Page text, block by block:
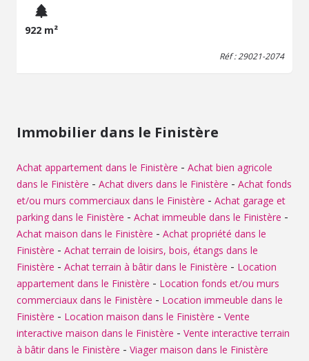
Le tout à l'égout est disponible avec une pompe de
relevage. Pour plus d'informations et les plans, nous
contacter. Les informations sur les risques auxquels ce
bien est exposé sont disponibles sur le site Géorisques :
922 m²
Réf : 29021-2074
Immobilier dans le Finistère
Achat appartement dans le Finistère - Achat bien agricole
dans le Finistère - Achat divers dans le Finistère - Achat fonds
et/ou murs commerciaux dans le Finistère - Achat garage et
parking dans le Finistère - Achat immeuble dans le Finistère -
Achat maison dans le Finistère - Achat propriété dans le
Finistère - Achat terrain de loisirs, bois, étangs dans le
Finistère - Achat terrain à bâtir dans le Finistère - Location
appartement dans le Finistère - Location fonds et/ou murs
commerciaux dans le Finistère - Location immeuble dans le
Finistère - Location maison dans le Finistère - Vente
interactive maison dans le Finistère - Vente interactive terrain
à bâtir dans le Finistère - Viager maison dans le Finistère